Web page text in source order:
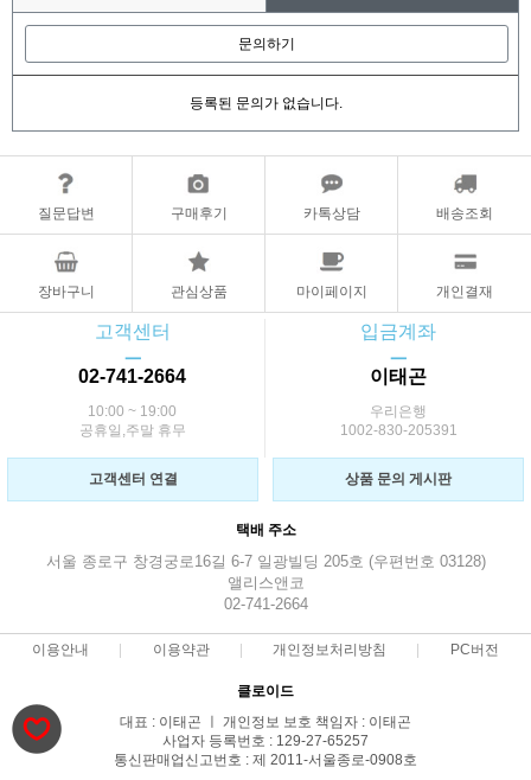
문의하기
등록된 문의가 없습니다.
질문답변 구매후기 카톡상담 배송조회
장바구니 관심상품 마이페이지 개인결재
고객센터
ㅡ
02-741-2664
10:00 ~ 19:00
공휴일,주말 휴무
입금계좌
ㅡ
이태곤
우리은행
1002-830-205391
고객센터 연결 상품 문의 게시판
택배 주소
서울 종로구 창경궁로16길 6-7 일광빌딩 205호 (우편번호 03128)
앨리스앤코
02-741-2664
이용안내 이용약관 개인정보처리방침 PC버전
클로이드
대표 : 이태곤 ㅣ 개인정보 보호 책임자 : 이태곤
사업자 등록번호 : 129-27-65257
통신판매업신고번호 : 제 2011-서울종로-0908호